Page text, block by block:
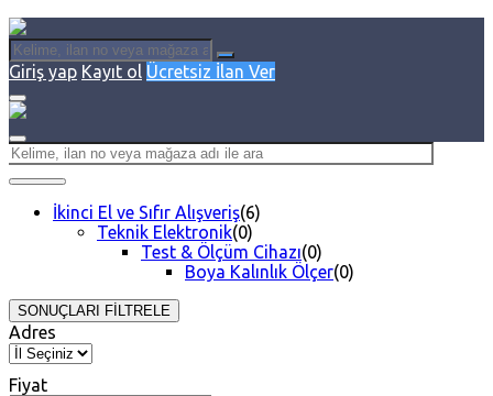
Giriş yap Kayıt ol Ücretsiz İlan Ver
İkinci El ve Sıfır Alışveriş(6)
Teknik Elektronik(0)
Test & Ölçüm Cihazı(0)
Boya Kalınlık Ölçer(0)
SONUÇLARI FİLTRELE
Adres
Fiyat